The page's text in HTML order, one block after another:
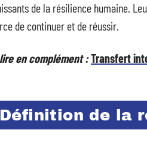
de la résilience humaine.
de continuer et de réussir.
en complément :Transfert
Définition de la